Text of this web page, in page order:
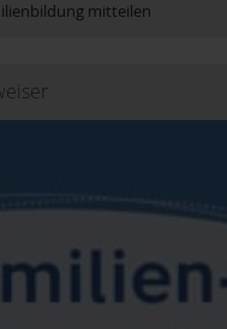
der Welt
mitteilen